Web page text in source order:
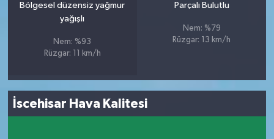
Bölgesel düzensiz yağmur
yağışlı
Nem: %93
Rüzgar: 11 km/h
Parçalı Bulutlu
Nem: %79
Rüzgar: 13 km/h
İscehisar Hava Kalitesi